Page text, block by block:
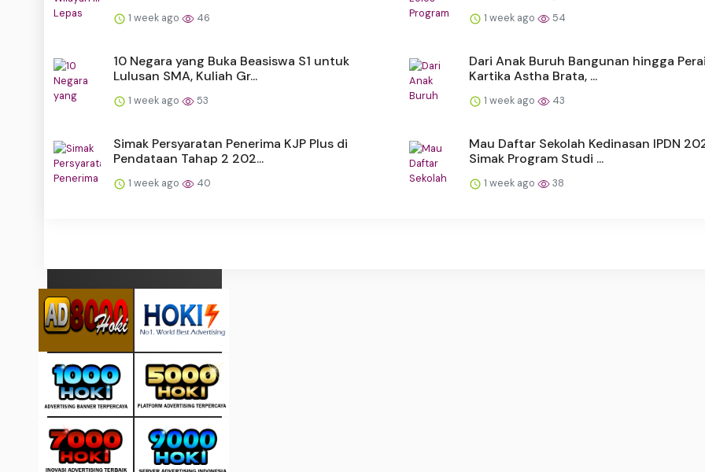
1 week ago 46 1 week ago 54
10 Negara yang Buka Beasiswa S1 untuk
Lulusan SMA, Kuliah Gr...
1 week ago 53
Dari Anak Buruh Bangunan hingga
Kartika Astha Brata, ...
1 week ago 43
Simak Persyaratan Penerima KJP Plus di
Pendataan Tahap 2 202...
1 week ago 40
Mau Daftar Sekolah Kedinasan IPDN
Simak Program Studi ...
1 week ago 38